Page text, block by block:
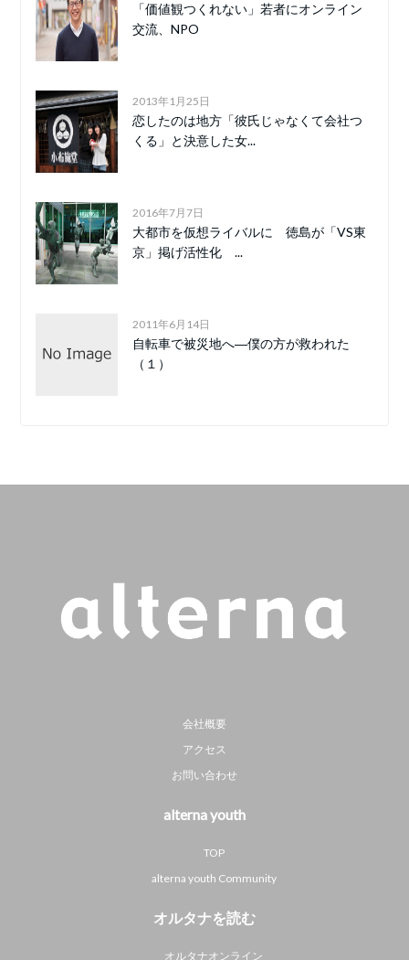
「価値観つくれない」若者にオンライン
交流、NPO
2013年1月25日
恋したのは地方「彼氏じゃなくて会社つ
くる」と決意した女...
2016年7月7日
大都市を仮想ライバルに 徳島が「VS東
京」掲げ活性化 ...
2011年6月14日
自転車で被災地へ―僕の方が救われた
（１）
会社概要
アクセス
お問い合わせ
alterna youth
TOP
alterna youth Community
オルタナを読む
オルタナオンライン